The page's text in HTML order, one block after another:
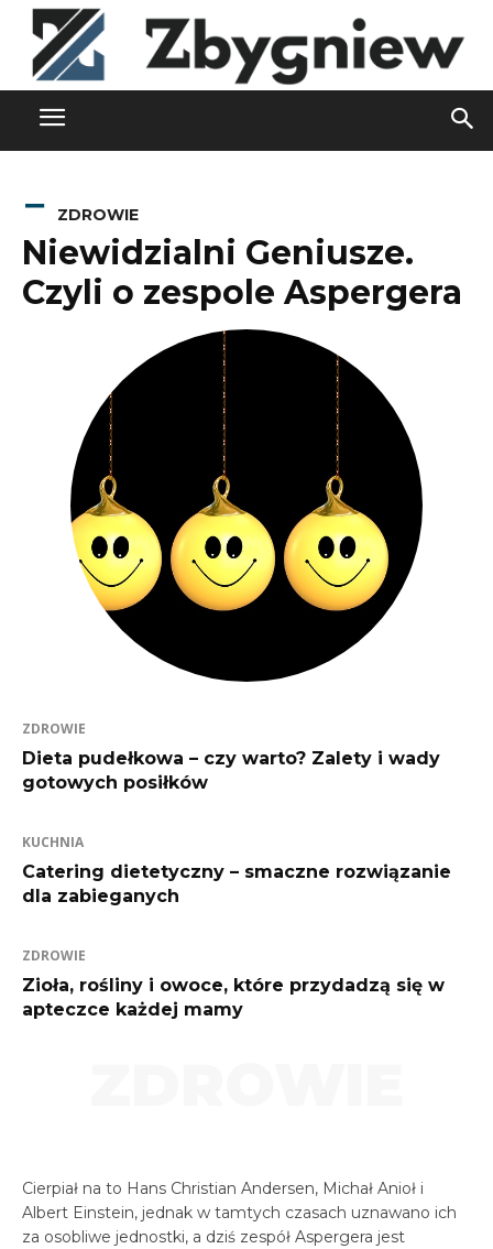
ZDROWIE
Niewidzialni Geniusze.
Czyli o zespole Aspergera
ZDROWIE
Dieta pudełkowa – czy warto? Zalety i wady
gotowych posiłków
KUCHNIA
Catering dietetyczny – smaczne rozwiązanie
dla zabieganych
ZDROWIE
Zioła, rośliny i owoce, które przydadzą się w
apteczce każdej mamy
Cierpiał na to Hans Christian Andersen, Michał Anioł i
Albert Einstein, jednak w tamtych czasach uznawano ich
za osobliwe jednostki, a dziś zespół Aspergera jest